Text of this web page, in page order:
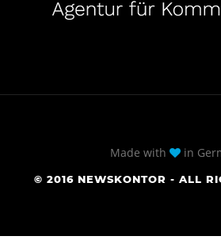
Made with in
© 2016 NEWSKONTOR - ALL